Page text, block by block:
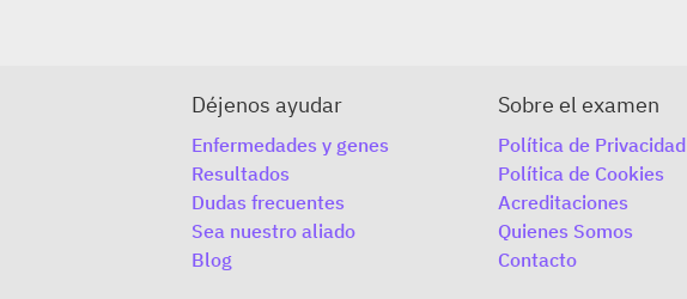
Déjenos ayudar
Enfermedades y genes
Resultados
Dudas frecuentes
Sea nuestro aliado
Blog
Sobre el examen
Política de Privacidad
Política de Cookies
Acreditaciones
Quienes Somos
Contacto